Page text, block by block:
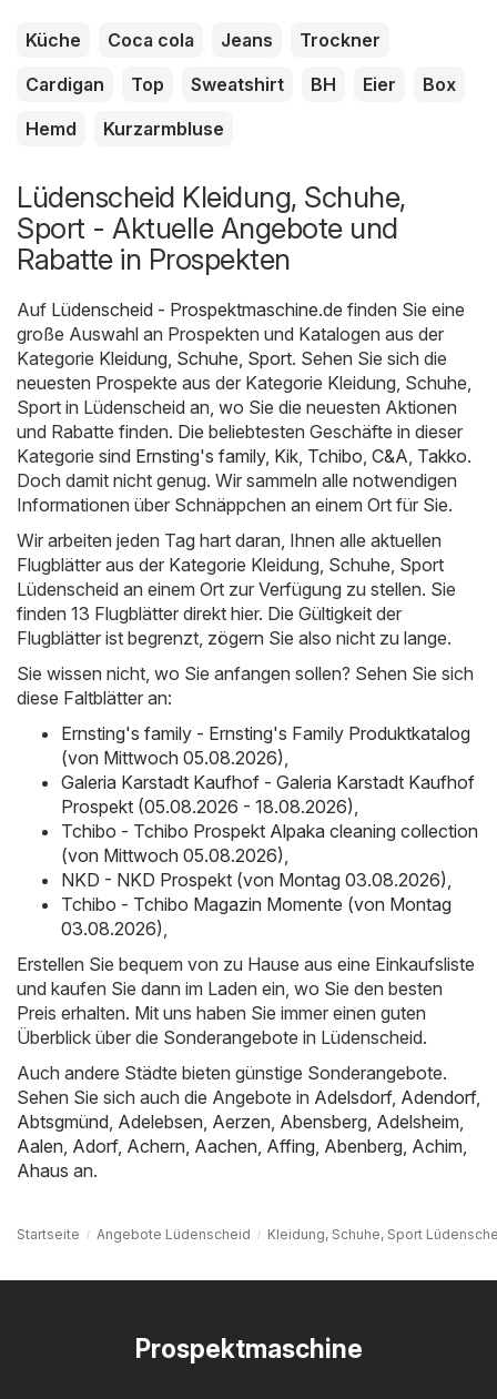
Küche Coca cola Jeans
Trockner
Cardigan
Top Sweatshirt BH Eier
Box
Hemd
Kurzarmbluse
Lüdenscheid Kleidung, Schuhe,
Sport - Aktuelle Angebote und
Rabatte in Prospekten
Auf Lüdenscheid - Prospektmaschine.de finden Sie eine
große Auswahl an Prospekten und Katalogen aus der
Kategorie Kleidung, Schuhe, Sport. Sehen Sie sich die
neuesten Prospekte aus der Kategorie Kleidung, Schuhe,
Sport in Lüdenscheid an, wo Sie die neuesten Aktionen
und Rabatte finden. Die beliebtesten Geschäfte in dieser
Kategorie sind Ernsting's family, Kik Tchibo C&A Takko.
Doch damit nicht genug. Wir sammeln alle notwendigen
Informationen über Schnäppchen an einem Ort für Sie.
Wir arbeiten jeden Tag hart daran, Ihnen alle aktuellen
Flugblätter aus der Kategorie Kleidung, Schuhe, Sport
Lüdenscheid an einem Ort zur Verfügung zu stellen. Sie
finden 13 Flugblätter direkt hier. Die Gültigkeit der
Flugblätter ist begrenzt, zögern Sie also nicht zu lange.
Sie wissen nicht, wo Sie anfangen sollen? Sehen Sie sich
diese Faltblätter an:
Ernsting's family - Ernsting's Family Produktkatalog
(von Mittwoch 05.08.2026)
Galeria Karstadt Kaufhof - Galeria Karstadt Kaufhof
Prospekt (05.08.2026 - 18.08.2026)
Tchibo - Tchibo Prospekt Alpaka cleaning collection
(von Mittwoch 05.08.2026)
NKD - NKD Prospekt (von Montag 03.08.2026)
Tchibo - Tchibo Magazin Momente (von Montag
03.08.2026)
Erstellen Sie bequem von zu Hause aus eine Einkaufsliste
und kaufen Sie dann im Laden ein, wo Sie den besten
Preis erhalten. Mit uns haben Sie immer einen guten
Überblick über die Sonderangebote in Lüdenscheid.
Auch andere Städte bieten günstige Sonderangebote.
Sehen Sie sich auch die Angebote in Adelsdorf, Adendorf,
Abtsgmünd Adelebsen Aerzen Abensberg Adelsheim
Aalen Adorf, Achern Aachen Affing Abenberg Achim
Ahaus an.
Startseite Angebote Lüdenscheid Kleidung, Schuhe, Sport
Prospektmaschine